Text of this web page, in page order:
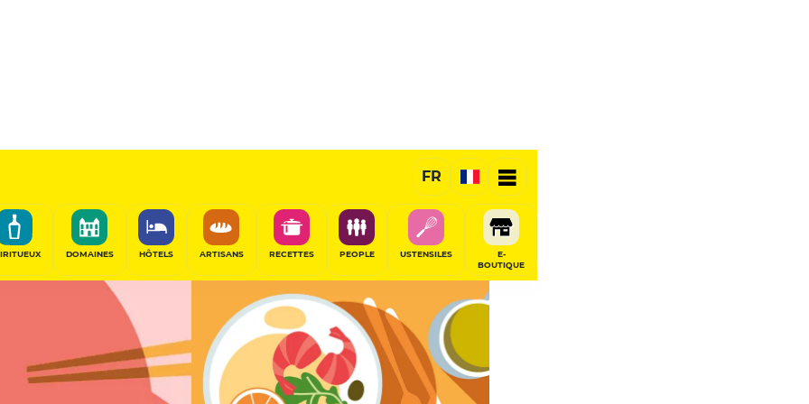
FR
DOMAINES HÔTELS ARTISANS RECETTES PEOPLE USTENSILES
E-
BOUTIQUE
RÉSERVER